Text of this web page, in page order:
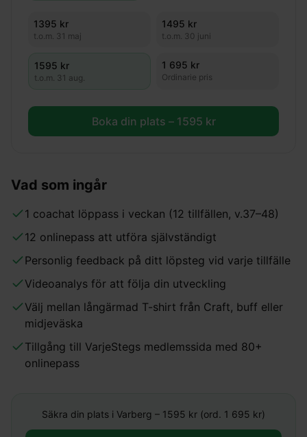
1395 kr
t.o.m. 31 maj
1495 kr
t.o.m. 30 juni
1595 kr
t.o.m. 31 aug.
1 695 kr
Ordinarie pris
Boka din plats – 1595 kr
Vad som ingår
1 coachat löppass i veckan (12 tillfällen, v.37–48)
12 onlinepass att utföra självständigt
Personlig feedback på ditt löpsteg vid varje tillfälle
Videoanalys för att följa din utveckling
Välj mellan långärmad T-shirt från Craft, buff eller
midjeväska
Tillgång till VarjeStegs medlemssida med 80+
onlinepass
Säkra din plats i Varberg – 1595 kr (ord. 1 695 kr)